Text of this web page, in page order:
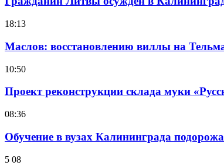
18:13
Маслов: восстановлению виллы на
10:50
Проект реконструкции склада муки
08:36
Обучение в вузах Калининграда
5 08